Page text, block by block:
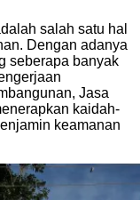
salah satu hal
Dengan adanya
seberapa banyak
Jasa
kaidah-
keamanan